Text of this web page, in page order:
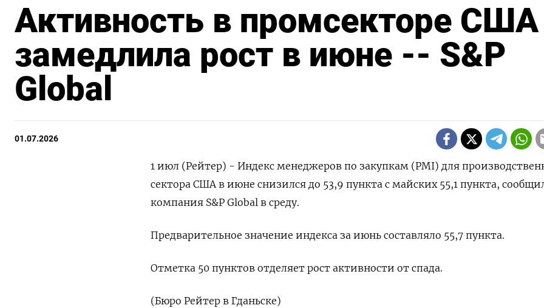
Активность в промсекторе США
замедлила рост в июне -- S&P
Global
01.07.2026
1 июл (Рейтер) - Индекс менеджеров ‌по закупкам (PMI) ​для
сектора ​США ⁠в ‌июне снизился ‌до 53,9 ​пункта ‌с майских 55,1 ​пункта,
компания S&P Global ​в ​среду.
Предварительное ‌значение ​индекса за июнь составляло 55,7 пункта.
Отметка 50 ​пунктов ⁠отделяет рост ‌активности ‌от спада.
(Бюро ​Рейтер в ‌Гданьске)